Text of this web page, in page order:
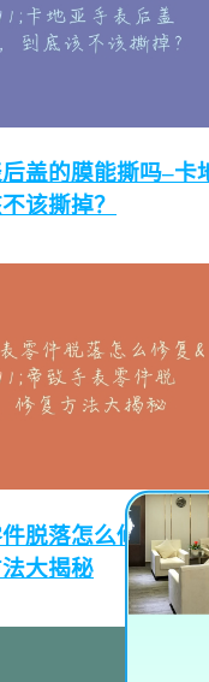
盖的膜能撕吗–卡
该撕掉？
脱落怎么修复–帝
大揭秘